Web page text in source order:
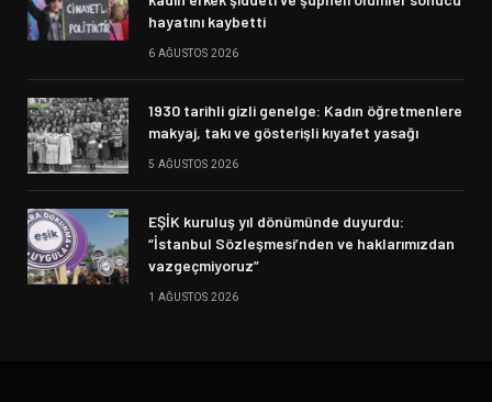
hayatını kaybetti
6 AĞUSTOS 2026
1930 tarihli gizli genelge: Kadın öğretmenlere
makyaj, takı ve gösterişli kıyafet yasağı
5 AĞUSTOS 2026
EŞİK kuruluş yıl dönümünde duyurdu:
“İstanbul Sözleşmesi’nden ve haklarımızdan
vazgeçmiyoruz”
1 AĞUSTOS 2026